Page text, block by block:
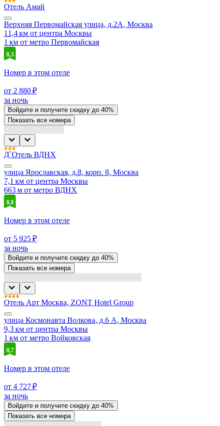
Отель Амай
Верхняя Первомайская улица, д.2А, Москва
11,4 км от центра Москвы
1 км от метро Первомайская
8,3
Номер в этом отеле
от 2 880 ₽
за ночь
Войдите и получите скидку до 40%
Показать все номера
Д`Отель ВДНХ
улица Ярославская, д.8, корп. 8, Москва
7,1 км от центра Москвы
663 м от метро ВДНХ
8,8
Номер в этом отеле
от 5 925 ₽
за ночь
Войдите и получите скидку до 40%
Показать все номера
Отель Арт Москва, ZONT Hotel Group
улица Космонавта Волкова, д.6 А, Москва
9,3 км от центра Москвы
1 км от метро Войковская
8,7
Номер в этом отеле
от 4 727 ₽
за ночь
Войдите и получите скидку до 40%
Показать все номера